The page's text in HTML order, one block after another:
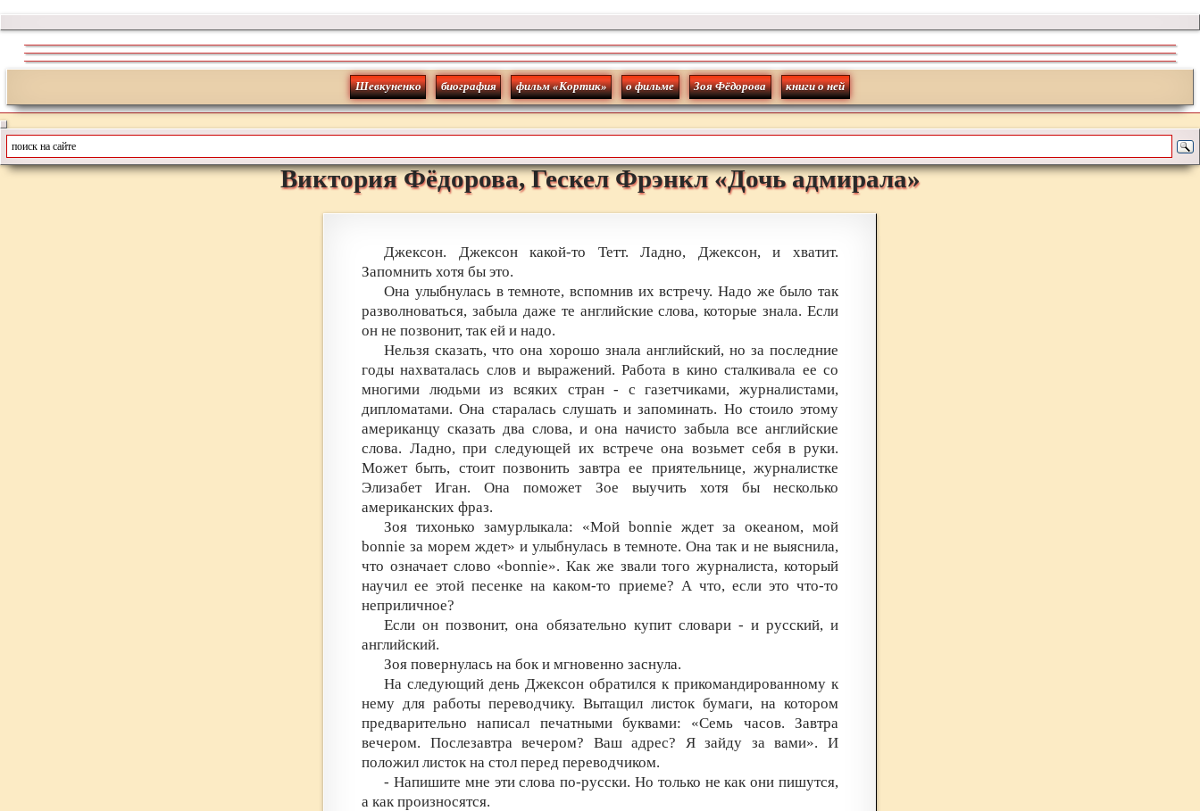
Шевкуненко биография фильм «Кортик» о фильме Зоя Фёдорова книги о ней
Виктория Фёдорова,Гескел Фрэнкл«Дочь адмирала»
Джексон. Джексон какой-то Тетт. Ладно, Джексон, и хватит.
Запомнить хотя бы это.
Она улыбнулась в темноте, вспомнив их встречу. Надо же было так
разволноваться, забыла даже те английские слова, которые знала. Если
он не позвонит, так ей и надо.
Нельзя сказать, что она хорошо знала английский, но за последние
годы нахваталась слов и выражений. Работа в кино сталкивала ее со
многими людьми из всяких стран - с газетчиками, журналистами,
дипломатами. Она старалась слушать и запоминать. Но стоило этому
американцу сказать два слова, и она начисто забыла все английские
слова. Ладно, при следующей их встрече она возьмет себя в руки.
Может быть, стоит позвонить завтра ее приятельнице, журналистке
Элизабет Иган. Она поможет Зое выучить хотя бы несколько
американских фраз.
Зоя тихонько замурлыкала: «Мой bonnie ждет за океаном, мой
bonnie за морем ждет» и улыбнулась в темноте. Она так и не выяснила,
что означает слово «bonnie». Как же звали того журналиста, который
научил ее этой песенке на каком-то приеме? А что, если это что-то
неприличное?
Если он позвонит, она обязательно купит словари - и русский, и
английский.
Зоя повернулась на бок и мгновенно заснула.
На следующий день Джексон обратился к прикомандированному к
нему для работы переводчику. Вытащил листок бумаги, на котором
предварительно написал печатными буквами: «Семь часов. Завтра
вечером. Послезавтра вечером? Ваш адрес? Я зайду за вами». И
положил листок на стол перед переводчиком.
- Напишите мне эти слова по-русски. Но только не как они пишутся,
а как произносятся.